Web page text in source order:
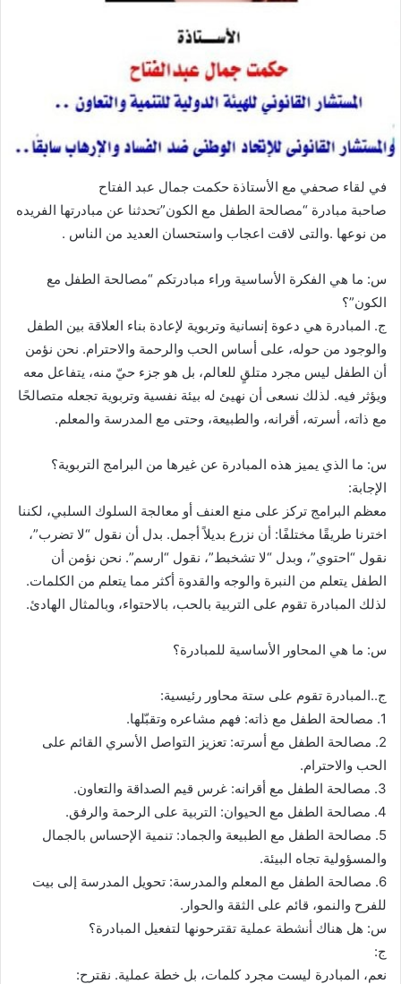
في لقاء صحفي مع الأستاذة حكمت جمال عبد الفتاح
صاحبة مبادرة “مصالحة الطفل مع الكون”تحدثنا عن مبادرتها الفريده
من نوعها .والتى لاقت اعجاب واستحسان العديد من الناس .
س: ما هي الفكرة الأساسية وراء مبادرتكم “مصالحة الطفل مع
الكون”؟
ج. المبادرة هي دعوة إنسانية وتربوية لإعادة بناء العلاقة بين الطفل
والوجود من حوله، على أساس الحب والرحمة والاحترام. نحن نؤمن
أن الطفل ليس مجرد متلقٍ للعالم، بل هو جزء حيّ منه، يتفاعل معه
ويؤثر فيه. لذلك نسعى أن نهيئ له بيئة نفسية وتربوية تجعله متصالحًا
مع ذاته، أسرته، أقرانه، والطبيعة، وحتى مع المدرسة والمعلم.
س: ما الذي يميز هذه المبادرة عن غيرها من البرامج التربوية؟
الإجابة:
معظم البرامج تركز على منع العنف أو معالجة السلوك السلبي، لكننا
اخترنا طريقًا مختلفًا: أن نزرع بديلاً أجمل. بدل أن نقول “لا تضرب”،
نقول “احتوي”، وبدل “لا تشخبط”، نقول “ارسم”. نحن نؤمن أن
الطفل يتعلم من النبرة والوجه والقدوة أكثر مما يتعلم من الكلمات.
لذلك المبادرة تقوم على التربية بالحب، بالاحتواء، وبالمثال الهادئ.
س: ما هي المحاور الأساسية للمبادرة؟
ج..المبادرة تقوم على ستة محاور رئيسية:
1. مصالحة الطفل مع ذاته: فهم مشاعره وتقبّلها.
2. مصالحة الطفل مع أسرته: تعزيز التواصل الأسري القائم على
الحب والاحترام.
3. مصالحة الطفل مع أقرانه: غرس قيم الصداقة والتعاون.
4. مصالحة الطفل مع الحيوان: التربية على الرحمة والرفق.
5. مصالحة الطفل مع الطبيعة والجماد: تنمية الإحساس بالجمال
والمسؤولية تجاه البيئة.
6. مصالحة الطفل مع المعلم والمدرسة: تحويل المدرسة إلى بيت
للفرح والنمو، قائم على الثقة والحوار.
س: هل هناك أنشطة عملية تقترحونها لتفعيل المبادرة؟
ج:
نعم، المبادرة ليست مجرد كلمات، بل خطة عملية. نقترح: